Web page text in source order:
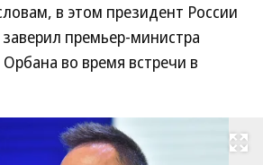
в этом президент России
премьер-министра
во время встречи в
Развернуть